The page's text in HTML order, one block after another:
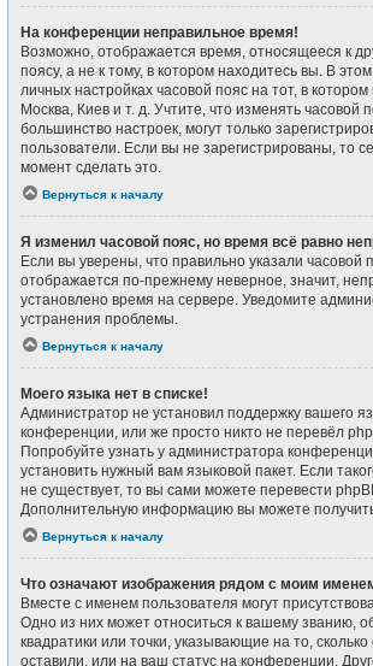
На конференции неправильное время!
Возможно, отображается время, относящееся к
поясу, а не к тому, в котором находитесь вы. В
личных настройках часовой пояс на тот, в
Москва, Киев и т. д. Учтите, что изменять часовой
большинство настроек, могут только
пользователи. Если вы не зарегистрированы, то
момент сделать это.
Вернуться к началу
Я изменил часовой пояс, но время всё равно
Если вы уверены, что правильно указали часовой
отображается по-прежнему неверное, значит,
установлено время на сервере. Уведомите
устранения проблемы.
Вернуться к началу
Моего языка нет в списке!
Администратор не установил поддержку вашего
конференции, или же просто никто не перевёл
Попробуйте узнать у администратора
установить нужный вам языковой пакет. Если
не существует, то вы сами можете перевести
Дополнительную информацию вы можете
Вернуться к началу
Что означают изображения рядом с моим
Вместе с именем пользователя могут
Одно из них может относиться к вашему званию,
квадратики или точки, указывающие на то,
оставили, или на ваш статус на конференции.